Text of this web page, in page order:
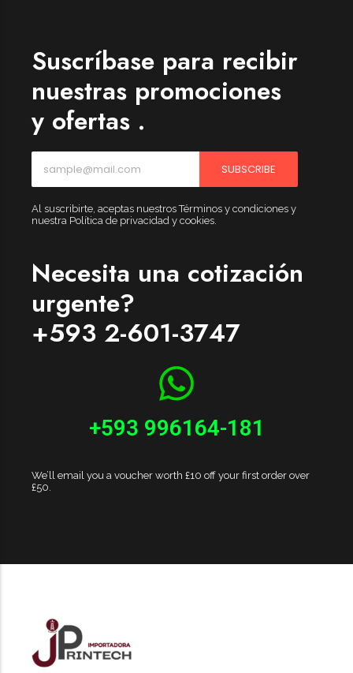
Suscríbase para recibir
nuestras promociones
y ofertas .
SUBSCRIBE
Al suscribirte, aceptas nuestros Términos y condiciones y
nuestra Política de privacidad y cookies.
Necesita una cotización
urgente?
+593 2-601-3747
+593 996164-181
We’ll email you a voucher worth £10 off your first order over
£50.